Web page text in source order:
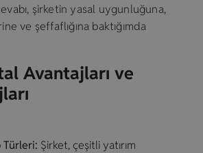
şirketin yasal uygunluğuna,
ve şeffaflığına baktığımda
Avantajları ve
Türleri: Şirket, çeşitli yatırım